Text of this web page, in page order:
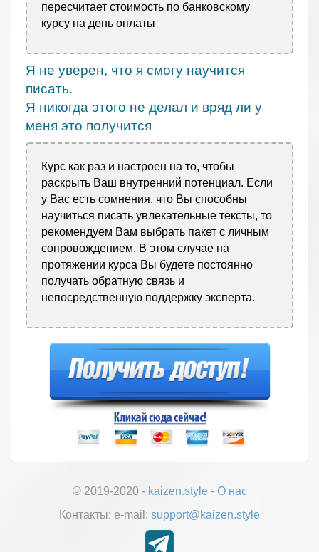
пересчитает стоимость по банковскому
курсу на день оплаты
Я не уверен, что я смогу научится
писать.
Я никогда этого не делал и вряд ли у
меня это получится
Курс как раз и настроен на то, чтобы
раскрыть Ваш внутренний потенциал. Если
у Вас есть сомнения, что Вы способны
научиться писать увлекательные тексты, то
рекомендуем Вам выбрать пакет с личным
сопровождением. В этом случае на
протяжении курса Вы будете постоянно
получать обратную связь и
непосредственную поддержку эксперта.
© 2019-2020 - kaizen.style- О нас
Контакты: е-mail: support@kaizen.style